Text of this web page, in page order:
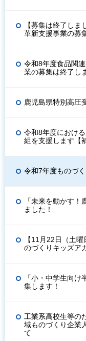
【募集は終了し
革新支援事業の募
令和8年度食品関
業の募集は終了し
鹿児島県特別高圧
令和8年度におけ
組を支援します【
令和7年度ものづ
「未来を動かす
ました！
【11月22日（土
のづくりキッズア
「小・中学生向
集します！
工業系高校生等の
域ものづくり企業
て